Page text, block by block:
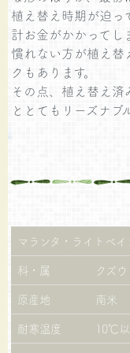
植え替え時期が迫っ
計お金がかかってし
慣れない方が植え替
クもあります。
その点、植え替え
ととてもリーズナブ
マランタ・ライトべイ
科・属
クズ
原産地
南米
耐寒温度
10℃